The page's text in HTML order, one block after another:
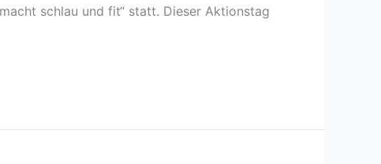
schlau und fit“ statt. Dieser Aktionstag